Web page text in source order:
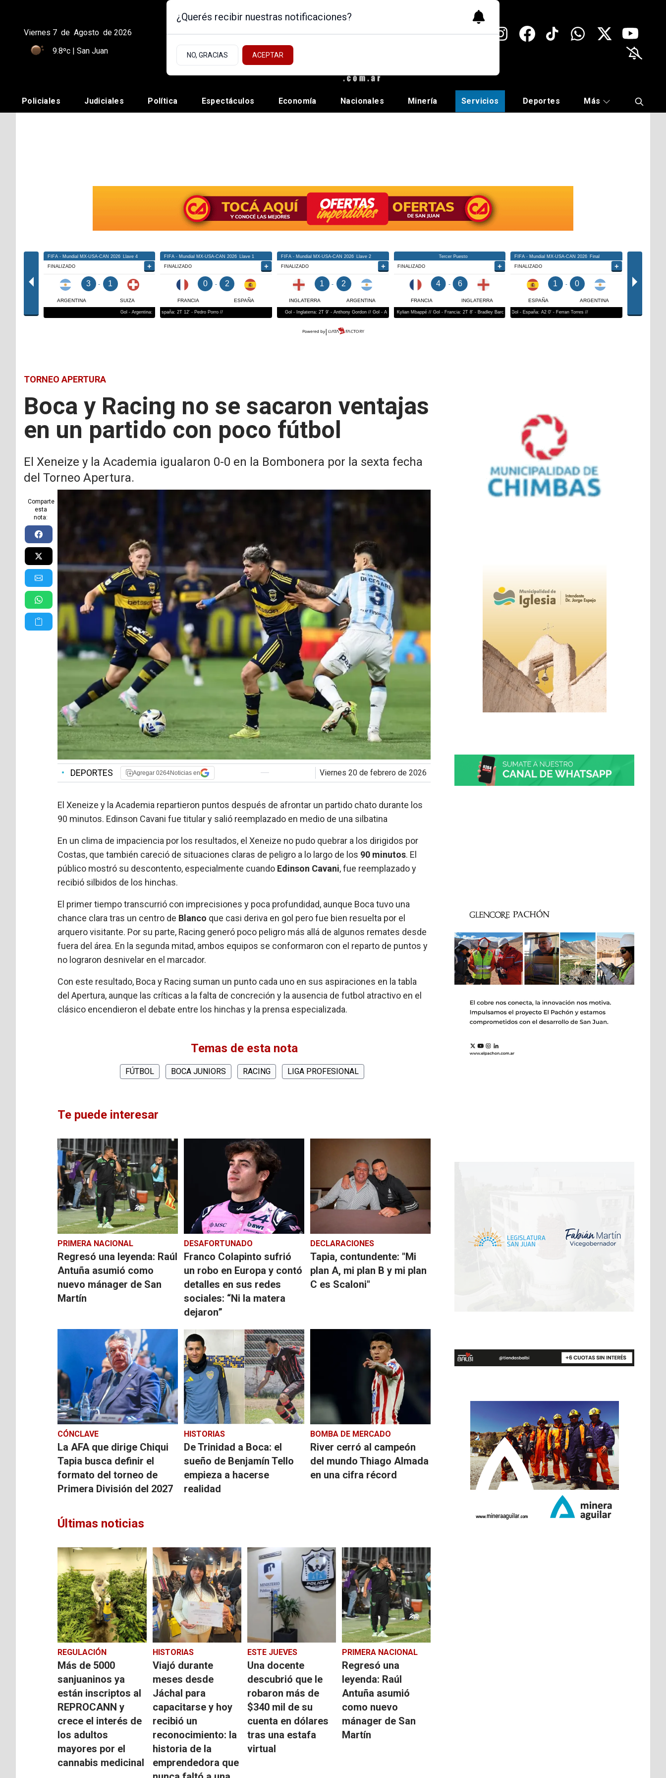
Viernes 7 de Agosto de 2026
9.8ºc | San Juan
Policiales Judiciales Política Espectáculos Economía Nacionales Minería Servicios Deportes Más
TORNEO APERTURA
Boca y Racing no se sacaron ventajas
en un partido con poco fútbol
El Xeneize y la Academia igualaron 0-0 en la Bombonera por la sexta fecha
del Torneo Apertura.
Comparte
esta
nota:
• DEPORTES Agregar 0264Noticias en viernes 20 de febrero de 2026
El Xeneize y la Academia repartieron puntos después de afrontar un partido chato durante los
90 minutos. Edinson Cavani fue titular y salió reemplazado en medio de una silbatina
En un clima de impaciencia por los resultados, el Xeneize no pudo quebrar a los dirigidos por
Costas, que también careció de situaciones claras de peligro a lo largo de los 90 minutos. El
público mostró su descontento, especialmente cuando Edinson Cavani, fue reemplazado y
recibió silbidos de los hinchas.
El primer tiempo transcurrió con imprecisiones y poca profundidad, aunque Boca tuvo una
chance clara tras un centro de Blanco que casi deriva en gol pero fue bien resuelta por el
arquero visitante. Por su parte, Racing generó poco peligro más allá de algunos remates desde
fuera del área. En la segunda mitad, ambos equipos se conformaron con el reparto de puntos y
no lograron desnivelar en el marcador.
Con este resultado, Boca y Racing suman un punto cada uno en sus aspiraciones en la tabla
del Apertura, aunque las críticas a la falta de concreción y la ausencia de futbol atractivo en el
clásico encendieron el debate entre los hinchas y la prensa especializada.
Temas de esta nota
FÚTBOL BOCA JUNIORS RACING LIGA PROFESIONAL
Te puede interesar
PRIMERA NACIONAL
Regresó una leyenda: Raúl
Antuña asumió como
nuevo mánager de San
Martín
DESAFORTUNADO
Franco Colapinto sufrió
un robo en Europa y contó
detalles en sus redes
sociales: “Ni la matera
dejaron”
DECLARACIONES
Tapia, contundente: "Mi
plan A, mi plan B y mi plan
C es Scaloni"
CÓNCLAVE
La AFA que dirige Chiqui
Tapia busca definir el
formato del torneo de
Primera División del 2027
HISTORIAS
De Trinidad a Boca: el
sueño de Benjamín Tello
empieza a hacerse
realidad
BOMBA DE MERCADO
River cerró al campeón
del mundo Thiago Almada
en una cifra récord
Últimas noticias
REGULACIÓN
Más de 5000
sanjuaninos ya
están inscriptos al
REPROCANN y
crece el interés de
los adultos
mayores por el
cannabis medicinal
HISTORIAS
Viajó durante
meses desde
Jáchal para
capacitarse y hoy
recibió un
reconocimiento: la
historia de la
emprendedora que
ESTE JUEVES
Una docente
descubrió que le
robaron más de
$340 mil de su
cuenta en dólares
tras una estafa
virtual
PRIMERA NACIONAL
Regresó una
leyenda: Raúl
Antuña asumió
como nuevo
mánager de San
Martín
¿Querés recibir nuestras notificaciones?
NO, GRACIAS ACEPTAR